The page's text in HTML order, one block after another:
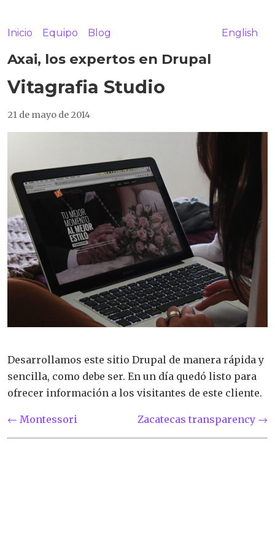
Inicio Equipo Blog English
Axai, los expertos en Drupal
Vitagrafia Studio
21 de mayo de 2014
Desarrollamos este sitio Drupal de manera rápida y
sencilla, como debe ser. En un día quedó listo para
ofrecer información a los visitantes de este cliente.
← Montessori Zacatecas transparency →